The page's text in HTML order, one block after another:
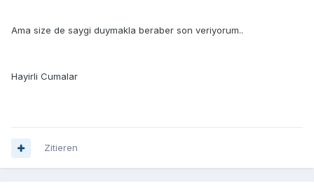
Ama size de saygi duymakla beraber son veriyorum..
Hayirli Cumalar
Zitieren